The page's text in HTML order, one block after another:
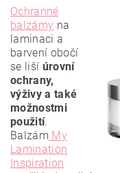
Ochranné
balzámy na
laminaci a
barvení obočí
se liší úrovní
ochrany,
výživy a také
možnostmi
použití.
Balzám My
Lamination
Inspiration